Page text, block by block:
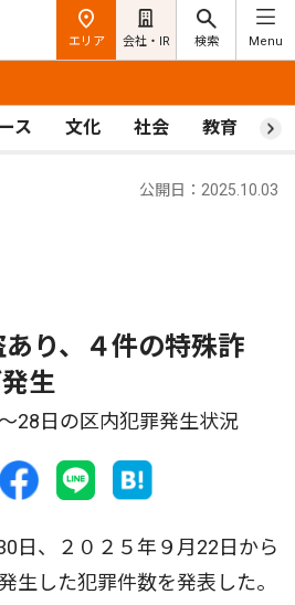
エリア 会社・IR 検索 Menu
ス 文化 社会 教育 ス
公開日：2025.10.03
り、４件の特殊詐
生
28日の区内犯罪発生状況
日、２０２５年９月22日から
生した犯罪件数を発表した。